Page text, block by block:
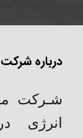
درباره شرکت
شـركت
انرژی